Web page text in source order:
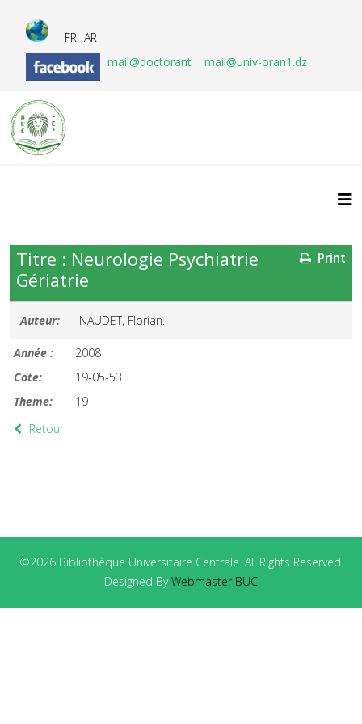
FR AR
mail@doctorant
mail@univ-oran1.dz
Print
Titre : Neurologie Psychiatrie
Gériatrie
Auteur: NAUDET, Florian.
Année :
2008
Cote:
19-05-53
Theme:
19
Retour
©2026 Bibliothèque Universitaire Centrale. All Rights Reserved.
Designed ByWebmaster BUC